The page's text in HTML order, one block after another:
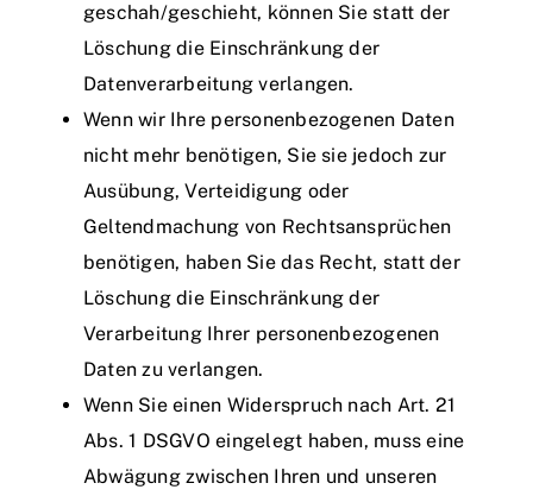
geschah/geschieht, können Sie statt der
Löschung die Einschränkung der
Datenverarbeitung verlangen.
Wenn wir Ihre personenbezogenen Daten
nicht mehr benötigen, Sie sie jedoch zur
Ausübung, Verteidigung oder
Geltendmachung von Rechtsansprüchen
benötigen, haben Sie das Recht, statt der
Löschung die Einschränkung der
Verarbeitung Ihrer personenbezogenen
Daten zu verlangen.
Wenn Sie einen Widerspruch nach Art. 21
Abs. 1 DSGVO eingelegt haben, muss eine
Abwägung zwischen Ihren und unseren